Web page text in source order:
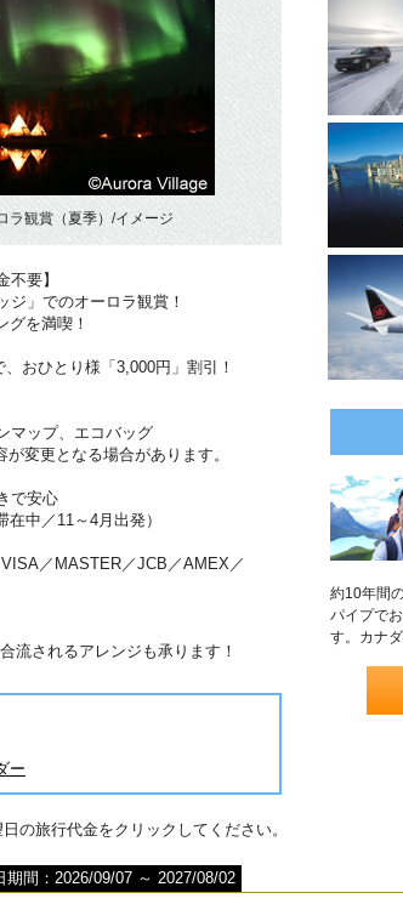
ラ観賞（夏季）/イメージ
不要】
」でのオーロラ観賞！
を満喫！
おひとり様「3,000円」割引！
マップ、エコバッグ
変更となる場合があります。
で安心
中／11～4月出発）
／MASTER／JCB／AMEX／
流されるアレンジも承ります！
ー
約10年間
パイプで
す。カナ
の旅行代金をクリックしてください。
期間：2026/09/07 ～ 2027/08/02